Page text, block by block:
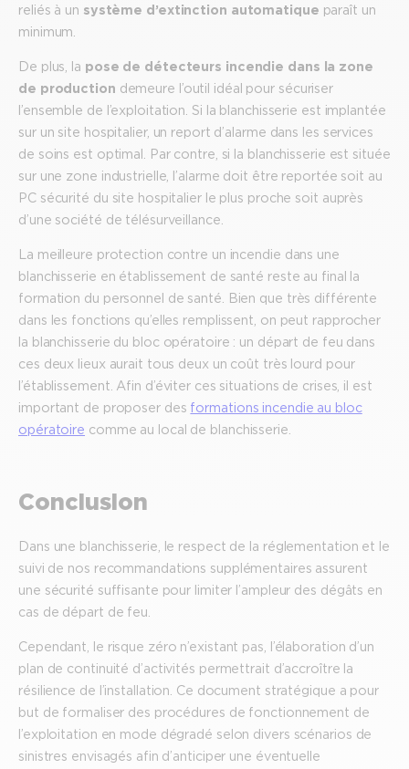
reliés à un système d’extinction automatique paraît un
minimum.
De plus, la pose de détecteurs incendie dans la zone
de production demeure l’outil idéal pour sécuriser
l’ensemble de l’exploitation. Si la blanchisserie est implantée
sur un site hospitalier, un report d’alarme dans les services
de soins est optimal. Par contre, si la blanchisserie est située
sur une zone industrielle, l’alarme doit être reportée soit au
PC sécurité du site hospitalier le plus proche soit auprès
d’une société de télésurveillance.
La meilleure protection contre un incendie dans une
blanchisserie en établissement de santé reste au final la
formation du personnel de santé. Bien que très différente
dans les fonctions qu’elles remplissent, on peut rapprocher
la blanchisserie du bloc opératoire : un départ de feu dans
ces deux lieux aurait tous deux un coût très lourd pour
l’établissement. Afin d’éviter ces situations de crises, il est
important de proposer des formations incendie au bloc
opératoire comme au local de blanchisserie.
Conclusion
Dans une blanchisserie, le respect de la réglementation et le
suivi de nos recommandations supplémentaires assurent
une sécurité suffisante pour limiter l’ampleur des dégâts en
cas de départ de feu.
Cependant, le risque zéro n’existant pas, l’élaboration d’un
plan de continuité d’activités permettrait d’accroître la
résilience de l’installation. Ce document stratégique a pour
but de formaliser des procédures de fonctionnement de
l’exploitation en mode dégradé selon divers scénarios de
sinistres envisagés afin d’anticiper une éventuelle